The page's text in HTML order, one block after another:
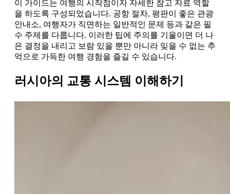
이 가이드는 여행의 시작점이자 자세한 참고 자료 역할
을 하도록 구성되었습니다. 공항 절차, 평판이 좋은 관광
안내소, 여행자가 직면하는 일반적인 문제 등과 같은 필
수 주제를 다룹니다. 이러한 팁에 주의를 기울이면 더 나
은 결정을 내리고 보람 있을 뿐만 아니라 잊을 수 없는 추
억으로 가득한 여행 경험을 즐길 수 있습니다.
러시아의 교통 시스템 이해하기